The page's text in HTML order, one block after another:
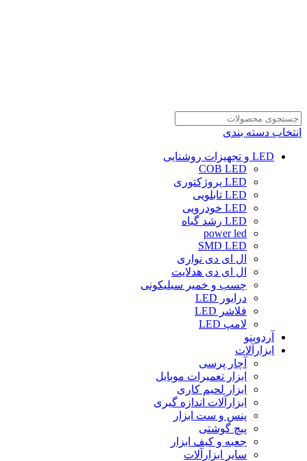
انتخاب دسته بندی
LED و تجهیزات روشنایی
COB LED
LED پروژکتوری
LED تابلویی
LED خودرویی
LED رشد گیاه
power led
SMD LED
ال ای دی نواری
ال ای دی هدلایت
چسب و خمیر سیلیکونی
درایور LED
فلاشر LED
لامپ LED
آردوینو
ابزارآلات
آچار پرسی
ابزار تعمیرات موبایل
ابزار لحیم کاری
ابزارآلات اندازه گیری
پنس و ست ابزار
پیچ گوشتی
جعبه و کیف ابزار
سایر ابزارآلات